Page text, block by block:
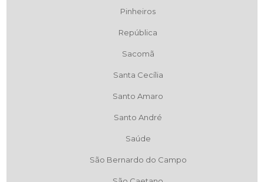
Pinheiros
República
Sacomã
Santa Cecília
Santo Amaro
Santo André
Saúde
São Bernardo do Campo